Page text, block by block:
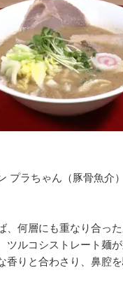
プラちゃん（豚骨魚介
、何層にも重なり合っ
ツルコシストレート麺
香りと合わさり、鼻腔